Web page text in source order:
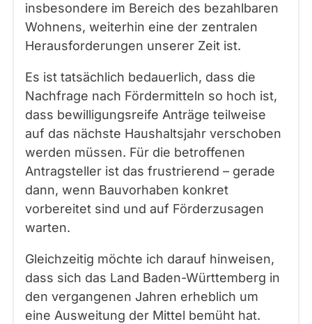
insbesondere im Bereich des bezahlbaren
Wohnens, weiterhin eine der zentralen
Herausforderungen unserer Zeit ist.
Es ist tatsächlich bedauerlich, dass die
Nachfrage nach Fördermitteln so hoch ist,
dass bewilligungsreife Anträge teilweise
auf das nächste Haushaltsjahr verschoben
werden müssen. Für die betroffenen
Antragsteller ist das frustrierend – gerade
dann, wenn Bauvorhaben konkret
vorbereitet sind und auf Förderzusagen
warten.
Gleichzeitig möchte ich darauf hinweisen,
dass sich das Land Baden-Württemberg in
den vergangenen Jahren erheblich um
eine Ausweitung der Mittel bemüht hat.